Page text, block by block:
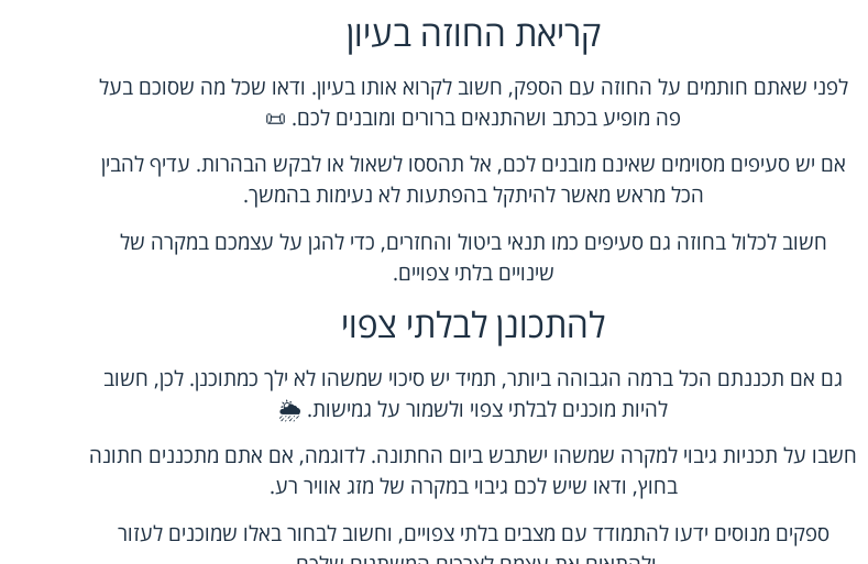
קריאת החוזה בעיון
לפני שאתם חותמים על החוזה עם הספק, חשוב לקרוא אותו בעיון. ודאו שכל מה שסוכם בעל
פה מופיע בכתב ושהתנאים ברורים ומובנים לכם. 📜
אם יש סעיפים מסוימים שאינם מובנים לכם, אל תהססו לשאול או לבקש הבהרות. עדיף להבין
הכל מראש מאשר להיתקל בהפתעות לא נעימות בהמשך.
חשוב לכלול בחוזה גם סעיפים כמו תנאי ביטול והחזרים, כדי להגן על עצמכם במקרה של
שינויים בלתי צפויים.
להתכונן לבלתי צפוי
גם אם תכננתם הכל ברמה הגבוהה ביותר, תמיד יש סיכוי שמשהו לא ילך כמתוכנן. לכן, חשוב
להיות מוכנים לבלתי צפוי ולשמור על גמישות. 🌦️
חשבו על תכניות גיבוי למקרה שמשהו ישתבש ביום החתונה. לדוגמה, אם אתם מתכננים חתונה
בחוץ, ודאו שיש לכם גיבוי במקרה של מזג אוויר רע.
ספקים מנוסים ידעו להתמודד עם מצבים בלתי צפויים, וחשוב לבחור באלו שמוכנים לעזור